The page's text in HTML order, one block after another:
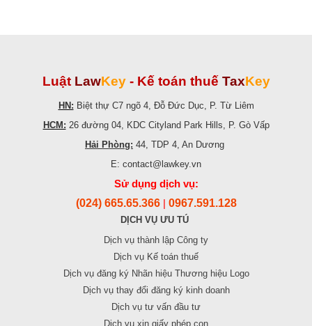
Luật LawKey - Kế toán thuế TaxKey
HN: Biệt thự C7 ngõ 4, Đỗ Đức Dục, P. Từ Liêm
HCM: 26 đường 04, KDC Cityland Park Hills, P. Gò Vấp
Hải Phòng: 44, TDP 4, An Dương
E: contact@lawkey.vn
Sử dụng dịch vụ:
(024) 665.65.366 0967.591.128
DỊCH VỤ ƯU TÚ
Dịch vụ thành lập Công ty
Dịch vụ Kế toán thuế
Dịch vụ đăng ký Nhãn hiệu Thương hiệu Logo
Dịch vụ thay đổi đăng ký kinh doanh
Dịch vụ tư vấn đầu tư
Dịch vụ xin giấy phép con